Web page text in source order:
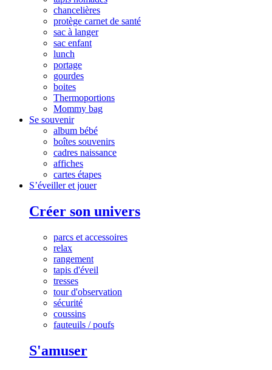
chancelières
protège carnet de santé
sac à langer
sac enfant
lunch
portage
gourdes
boites
Thermoportions
Mommy bag
Se souvenir
album bébé
boîtes souvenirs
cadres naissance
affiches
cartes étapes
S’éveiller et jouer
Créer son univers
parcs et accessoires
relax
rangement
tapis d'éveil
tresses
tour d'observation
sécurité
coussins
fauteuils / poufs
S'amuser